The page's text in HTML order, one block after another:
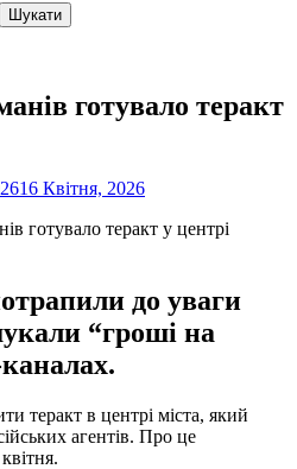
готувало теракт
16 Квітня, 2026
до уваги
“гроші на
теракт в центрі міста, який
агентів. Про це